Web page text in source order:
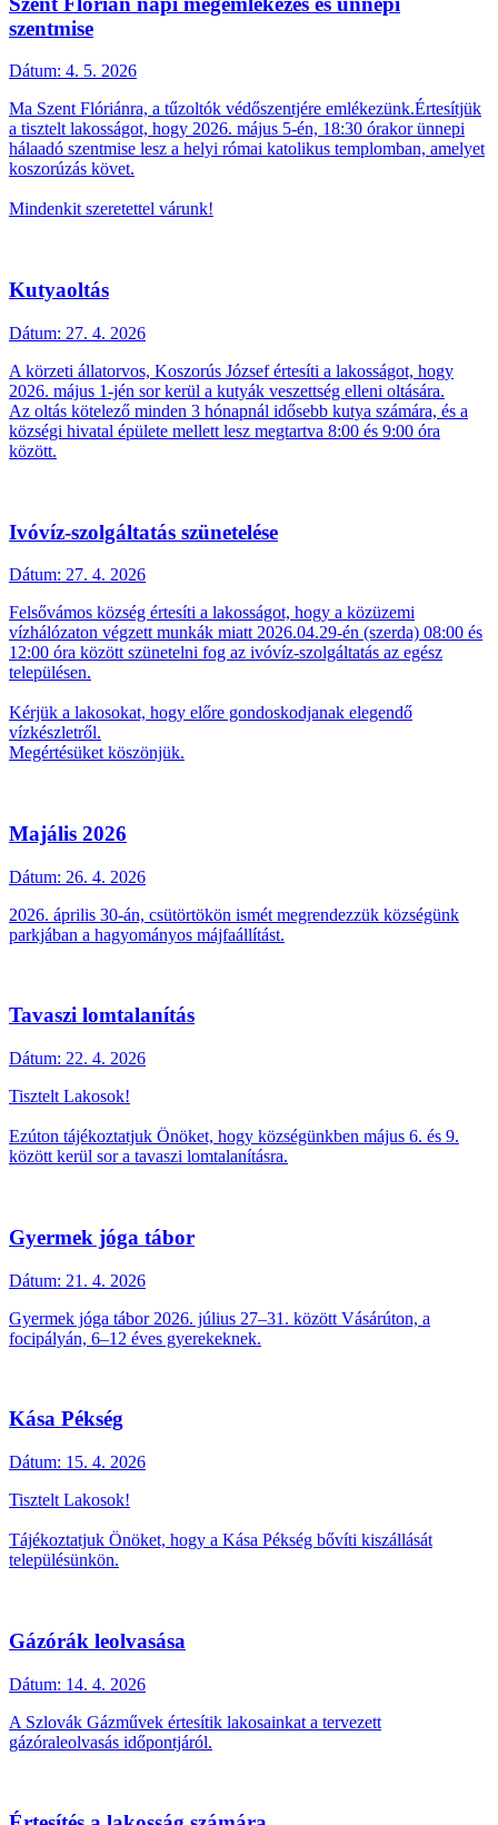
szentmise
Dátum: 4. 5. 2026
Ma Szent Flóriánra, a tűzoltók védőszentjére emlékezünk.Értesítjük
a tisztelt lakosságot, hogy 2026. május 5-én, 18:30 órakor ünnepi
hálaadó szentmise lesz a helyi római katolikus templomban, amelyet
koszorúzás követ.
Mindenkit szeretettel várunk!
Kutyaoltás
Dátum: 27. 4. 2026
A körzeti állatorvos, Koszorús József értesíti a lakosságot, hogy
2026. május 1-jén sor kerül a kutyák veszettség elleni oltására.
Az oltás kötelező minden 3 hónapnál idősebb kutya számára, és a
községi hivatal épülete mellett lesz megtartva 8:00 és 9:00 óra
között.
Ivóvíz-szolgáltatás szünetelése
Dátum: 27. 4. 2026
Felsővámos község értesíti a lakosságot, hogy a közüzemi
vízhálózaton végzett munkák miatt 2026.04.29-én (szerda) 08:00 és
12:00 óra között szünetelni fog az ivóvíz-szolgáltatás az egész
településen.
Kérjük a lakosokat, hogy előre gondoskodjanak elegendő
vízkészletről.
Megértésüket köszönjük.
Majális 2026
Dátum: 26. 4. 2026
2026. április 30-án, csütörtökön ismét megrendezzük községünk
parkjában a hagyományos májfaállítást.
Tavaszi lomtalanítás
Dátum: 22. 4. 2026
Tisztelt Lakosok!
Ezúton tájékoztatjuk Önöket, hogy községünkben május 6. és 9.
között kerül sor a tavaszi lomtalanításra.
Gyermek jóga tábor
Dátum: 21. 4. 2026
Gyermek jóga tábor 2026. július 27–31. között Vásárúton, a
focipályán, 6–12 éves gyerekeknek.
Kása Pékség
Dátum: 15. 4. 2026
Tisztelt Lakosok!
Tájékoztatjuk Önöket, hogy a Kása Pékség bővíti kiszállását
településünkön.
Gázórák leolvasása
Dátum: 14. 4. 2026
A Szlovák Gázművek értesítik lakosainkat a tervezett
gázóraleolvasás időpontjáról.